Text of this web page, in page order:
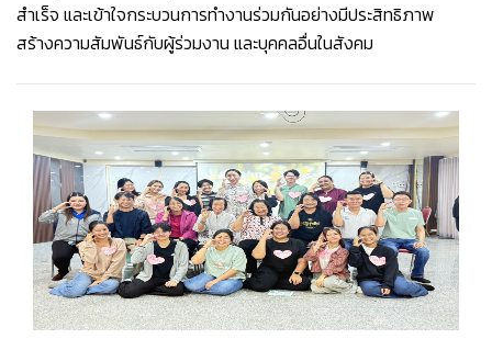
สำเร็จ และเข้าใจกระบวนการทำงานร่วมกันอย่างมีประสิทธิภาพ
สร้างความสัมพันธ์กับผู้ร่วมงาน และบุคคลอื่นในสังคม